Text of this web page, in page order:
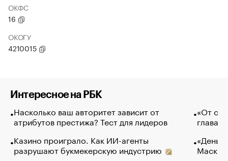
ОКФС
16
ОКОГУ
4210015
Интересное на РБК
Насколько ваш авторитет зависит от
атрибутов престижа? Тест для лидеров
Казино проиграло. Как ИИ-агенты
разрушают букмекерскую индустрию
«От
глава
Маск в